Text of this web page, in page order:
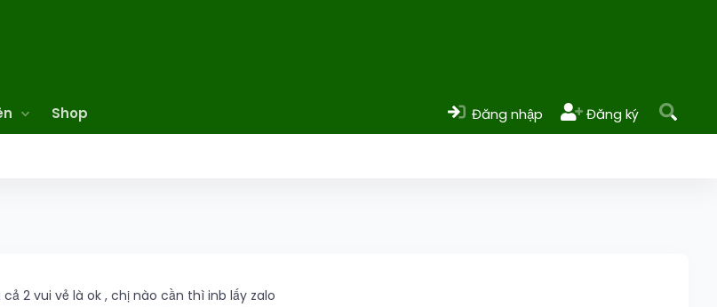
Shop Đăng nhập Đăng ký
2 vui vẻ là ok , chị nào cần thì inb lấy zalo